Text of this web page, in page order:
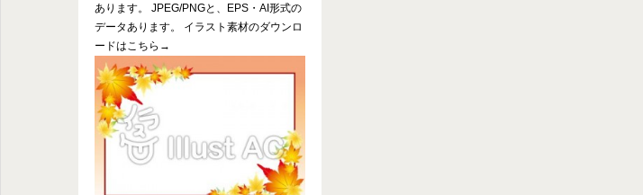
あります。 JPEG/PNGと、EPS・AI形式の
データあります。 イラスト素材のダウンロ
ードはこちら→